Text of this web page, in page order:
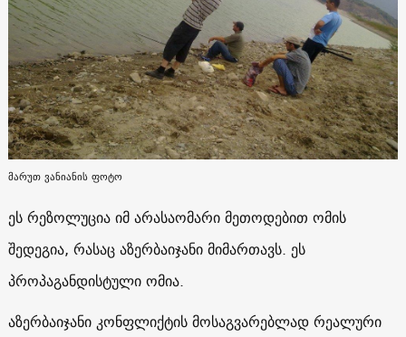
მარუთ ვანიანის ფოტო
ეს რეზოლუცია იმ არასაომარი მეთოდებით ომის
შედეგია, რასაც აზერბაიჯანი მიმართავს. ეს
პროპაგანდისტული ომია.
აზერბაიჯანი კონფლიქტის მოსაგვარებლად რეალური